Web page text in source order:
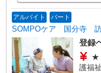
アルバイト パート
SOMPOケア 国分寺 訪
登録
★
護福